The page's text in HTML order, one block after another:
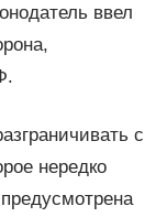
ввел
с
нередко